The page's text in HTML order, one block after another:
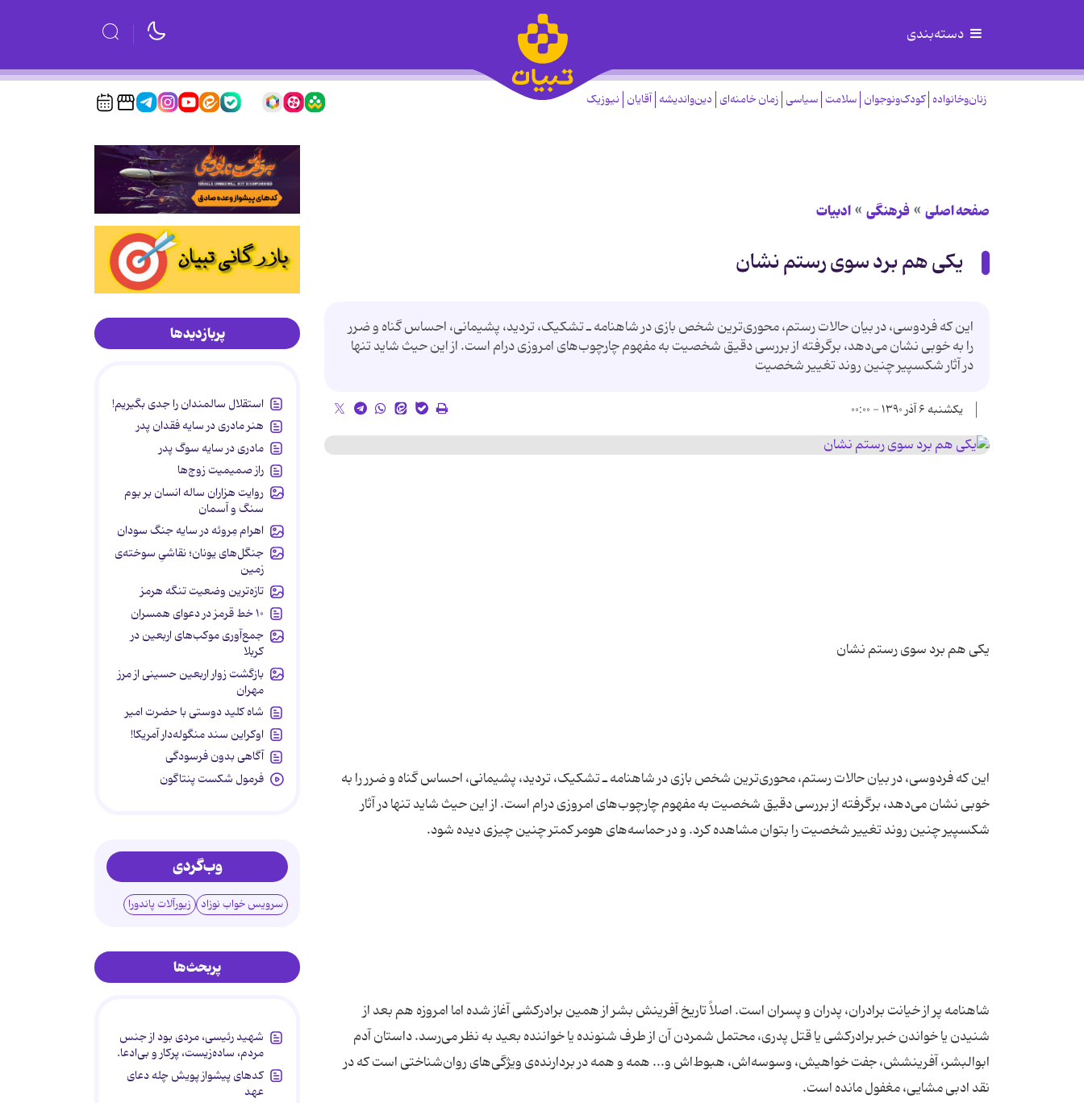
دسته‌بندی
زنان‌وخانواده کودک‌ونوجوان سلامت سیاسی زمان خامنه‌ای دین‌واندیشه آقایان نیوزیک
صفحه اصلی فرهنگی ادبیات
یکی هم برد سوی رستم نشان
این که فردوسی، در بیان حالات رستم، محوری‌ترین شخص بازی در شاهنامه ـ تشکیک، تردید، ‌پشیمانی، احساس گناه و ضرر
را به خوبی نشان می‌دهد، برگرفته از بررسی دقیق شخصیت به مفهوم چارچوب‌های امروزی درام است. از این حیث شاید تنها
در آثار شکسپیر چنین روند تغییر شخصیت
یکشنبه ۶ آذر ۱۳۹۰ - ۰۰:۰۰
این که فردوسی، در بیان حالات رستم، محوری‌ترین شخص بازی در شاهنامه ـ تشکیک، تردید، ‌پشیمانی، احساس گناه و ضرر را به
خوبی نشان می‌دهد، برگرفته از بررسی دقیق شخصیت به مفهوم چارچوب‌های امروزی درام است. از این حیث شاید تنها در آثار
شاهنامه پر از خیانت برادران، پدران و پسران است. اصلاً تاریخ آفرینش بشر از همین برادرکشی آغاز شده اما امروزه هم بعد از
شنیدن یا خواندن خبر برادرکشی یا قتل پدری، محتمل شمردن آن از طرف شنونده یا خواننده بعید به نظر می‌رسد. داستان آدم
ابوالبشر، آفرینشش، جفت خواهیش، وسوسه‌اش، هبوط‌اش و... همه و همه در بردارنده‌ی ویژگی‌های روان‌شناختی است که در
پربازدیدها
استقلال سالمندان را جدی بگیریم!
هنر مادری در سایه‌ فقدان پدر
مادری در سایه سوگ پدر
راز صمیمیت زوج‌ها
روایت هزاران ساله انسان بر بوم
سنگ و آسمان
اهرام مِروئه در سایه جنگ سودان
جنگل‌های یونان؛ نقاشیِ سوخته‌ی
زمین
تازه‌ترین وضعیت تنگه هرمز
۱۰ خط قرمز در دعوای همسران
جمع‌آوری موکب‌های اربعین در
کربلا
بازگشت زوار اربعین حسینی از مرز
مهران
شاه کلید دوستی با حضرت امیر
اوکراین سند منگوله‌دار آمریکا!
آگاهی بدون فرسودگی
فرمول شکست پنتاگون
وب‌گردی
سرویس خواب نوزاد زیورآلات پاندورا
پربحث‌ها
شهید رئیسی، مردی بود از جنس
مردم، ساده‌زیست، پرکار و بی‌ادعا.
کدهای پیشواز پویش چله دعای
عهد